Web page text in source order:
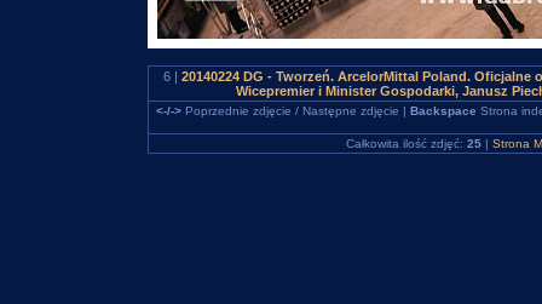
6 | 20140224 DG - Tworzeń. ArcelorMittal Poland.
Wicepremier i Minister Gospodarki, Janusz
<-/->Poprzednie zdjęcie / Następne zdjęcie | Backspace Strona
Całkowita ilość zdjęć: 25 | Strona